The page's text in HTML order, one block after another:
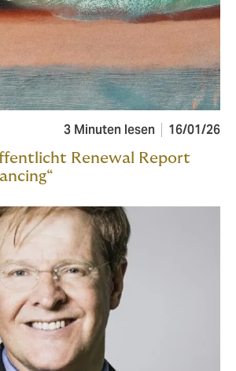
3 Minuten lesen 16/01/26
Renewal Report